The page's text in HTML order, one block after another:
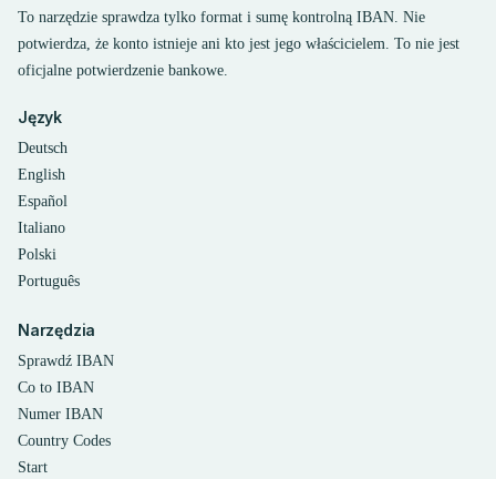
To narzędzie sprawdza tylko format i sumę kontrolną IBAN. Nie
potwierdza, że konto istnieje ani kto jest jego właścicielem. To nie jest
oficjalne potwierdzenie bankowe.
Język
Deutsch
English
Español
Italiano
Polski
Português
Narzędzia
Sprawdź IBAN
Co to IBAN
Numer IBAN
Country Codes
Start